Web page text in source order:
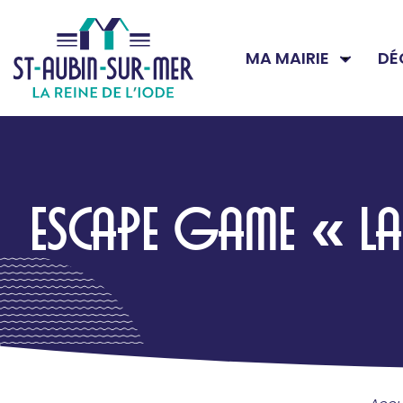
MA MAIRIE
ESCAPE GAME